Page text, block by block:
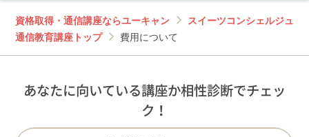
資格取得・通信講座ならユーキャン
スイーツコンシェルジュ
通信教育講座トップ
費用について
あなたに向いている講座か相性診断でチェッ
ク！